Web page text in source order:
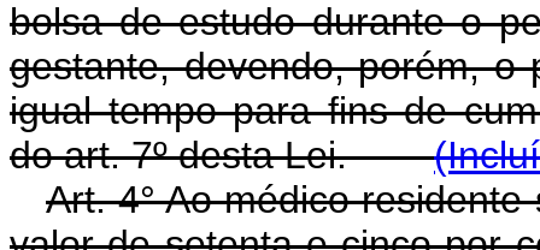
bolsa de estudo durante o
gestante, devendo, porém,
igual tempo para fins de
do art. 7º desta Lei.
Art. 4° Ao médico